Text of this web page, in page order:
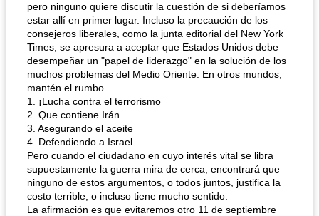
pero ninguno quiere discutir la cuestión de si deberíamos
estar allí en primer lugar. Incluso la precaución de los
consejeros liberales, como la junta editorial del New York
Times, se apresura a aceptar que Estados Unidos debe
desempeñar un "papel de liderazgo" en la solución de los
muchos problemas del Medio Oriente. En otros mundos,
mantén el rumbo.
1. ¡Lucha contra el terrorismo
2. Que contiene Irán
3. Asegurando el aceite
4. Defendiendo a Israel.
Pero cuando el ciudadano en cuyo interés vital se libra
supuestamente la guerra mira de cerca, encontrará que
ninguno de estos argumentos, o todos juntos, justifica la
costo terrible, o incluso tiene mucho sentido.
La afirmación es que evitaremos otro 11 de septiembre